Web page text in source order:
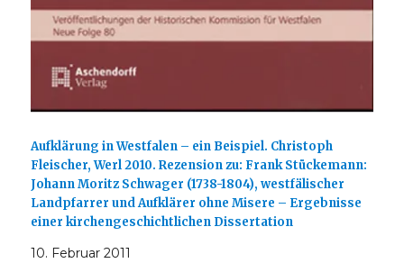
Aufklärung in Westfalen – ein Beispiel. Christoph
Fleischer, Werl 2010. Rezension zu: Frank Stückemann:
Johann Moritz Schwager (1738-1804), westfälischer
Landpfarrer und Aufklärer ohne Misere – Ergebnisse
einer kirchengeschichtlichen Dissertation
10. Februar 2011